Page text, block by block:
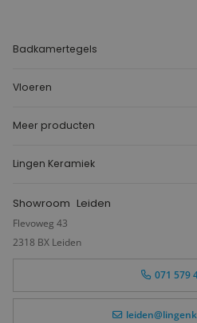
Badkamertegels
Vloeren
Meer producten
Lingen Keramiek
Showroom Leiden
Flevoweg 43
2318 BX Leiden
071 579